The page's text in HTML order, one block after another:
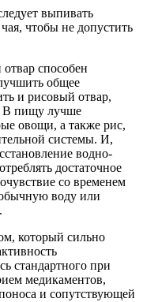
выпивать
чтобы не допустить
способен
общее
и рисовый отвар,
В пищу лучше
овощи, а также рис,
системы. И,
водно-
достаточное
со временем
воду или
который сильно
стандартного при
медикаментов,
и сопутствующей